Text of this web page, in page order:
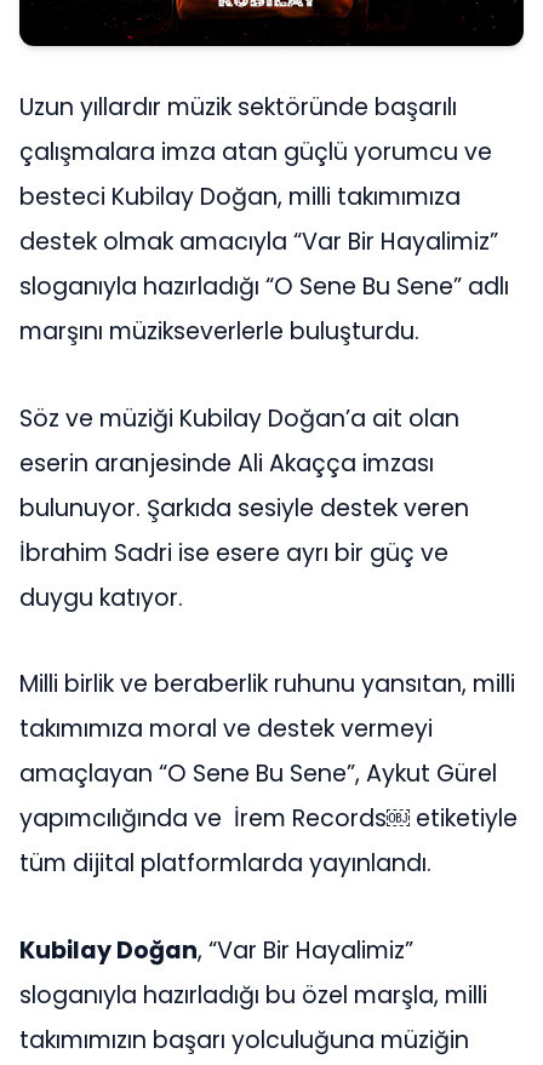
Uzun yıllardır müzik sektöründe başarılı
çalışmalara imza atan güçlü yorumcu ve
besteci Kubilay Doğan, milli takımımıza
destek olmak amacıyla “Var Bir Hayalimiz”
sloganıyla hazırladığı “O Sene Bu Sene” adlı
marşını müzikseverlerle buluşturdu.
Söz ve müziği Kubilay Doğan’a ait olan
eserin aranjesinde Ali Akaçça imzası
bulunuyor. Şarkıda sesiyle destek veren
İbrahim Sadri ise esere ayrı bir güç ve
duygu katıyor.
Milli birlik ve beraberlik ruhunu yansıtan, milli
takımımıza moral ve destek vermeyi
amaçlayan “O Sene Bu Sene”, Aykut Gürel
yapımcılığında ve İrem Records⁠￼ etiketiyle
tüm dijital platformlarda yayınlandı.
Kubilay Doğan, “Var Bir Hayalimiz”
sloganıyla hazırladığı bu özel marşla, milli
takımımızın başarı yolculuğuna müziğin